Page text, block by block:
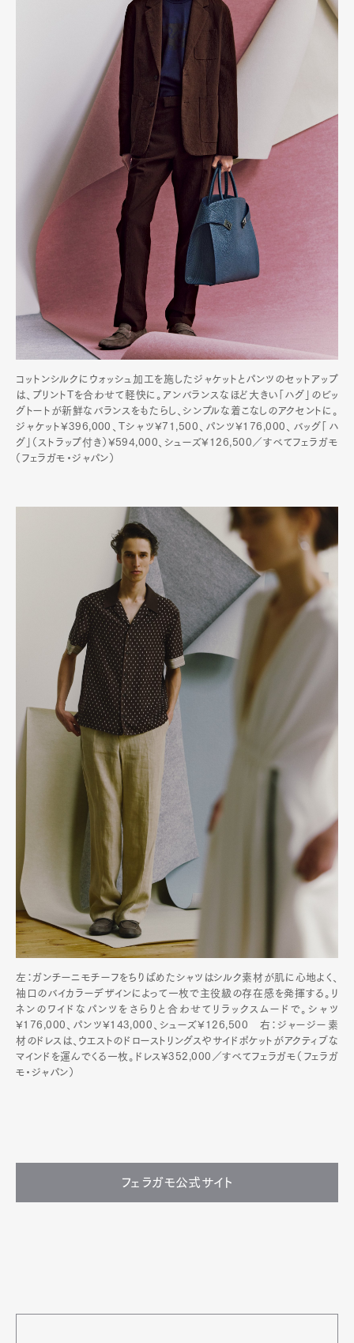
コットンシルクにウォッシュ加工を施したジャケットとパンツのセットアップ
は、プリントTを合わせて軽快に。アンバランスなほど大きい「ハグ」のビッ
グトートが新鮮なバランスをもたらし、シンプルな着こなしのアクセントに。
ジャケット¥396,000、Tシャツ¥71,500、パンツ¥176,000、バッグ「ハ
グ」（ストラップ付き）¥594,000、シューズ¥126,500／すべてフェラガモ
（フェラガモ・ジャパン）
左：ガンチーニモチーフをちりばめたシャツはシルク素材が肌に心地よく、
袖口のバイカラーデザインによって一枚で主役級の存在感を発揮する。リ
ネンのワイドなパンツをさらりと合わせてリラックスムードで。シャツ
¥176,000、パンツ¥143,000、シューズ¥126,500 右：ジャージー素
材のドレスは、ウエストのドローストリングスやサイドポケットがアクティブな
マインドを運んでくる一枚。ドレス¥352,000／すべてフェラガモ（フェラガ
モ・ジャパン）
フェラガモ公式サイト